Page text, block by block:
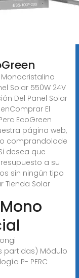
Monocristalino
Solar 550W 24V
Del Panel Solar
El
EcoGreen
página web,
comprandolode
desea que
a su
sin ningún tipo
Tienda Solar
partidas) Módulo
P- PERC